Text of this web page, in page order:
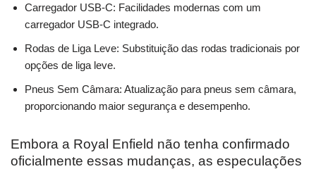
Carregador USB-C: Facilidades modernas com um
carregador USB-C integrado.
Rodas de Liga Leve: Substituição das rodas tradicionais por
opções de liga leve.
Pneus Sem Câmara: Atualização para pneus sem câmara,
proporcionando maior segurança e desempenho.
Embora a Royal Enfield não tenha confirmado
oficialmente essas mudanças, as especulações